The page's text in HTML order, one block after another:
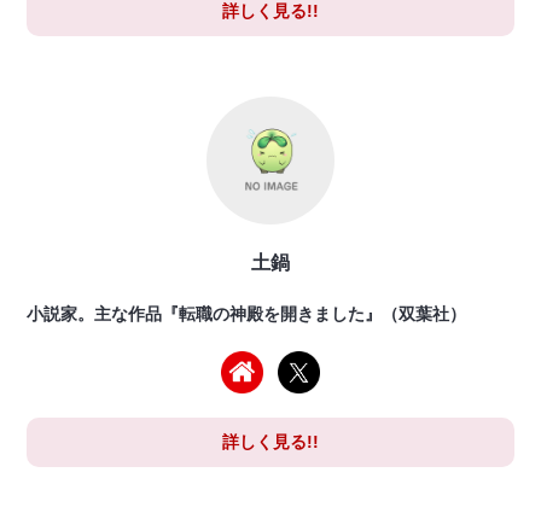
詳しく見る!!
土鍋
小説家。主な作品『転職の神殿を開きました』（双葉社）
詳しく見る!!